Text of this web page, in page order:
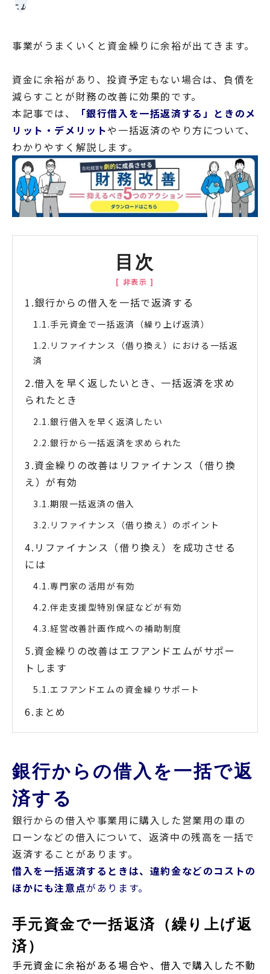
事業がうまくいくと資金繰りに余裕が出てきます。
資金に余裕があり、投資予定もない場合は、負債を
減らすことが財務の改善に効果的です。
本記事では、
「銀行借入を一括返済する」ときのメ
リット・デメリットや一括返済のやり方について、
わかりやすく解説します。
目次
銀行からの借入を一括で返済する
手元資金で一括返済（繰り上げ返済）
リファイナンス（借り換え）における一括返
済
借入を早く返したいとき、一括返済を求め
られたとき
銀行借入を早く返済したい
銀行から一括返済を求められた
資金繰りの改善はリファイナンス（借り換
え）が有効
期限一括返済の借入
リファイナンス（借り換え）のポイント
リファイナンス（借り換え）を成功させる
には
専門家の活用が有効
伴走支援型特別保証などが有効
経営改善計画作成への補助制度
資金繰りの改善はエフアンドエムがサポー
トします
エフアンドエムの資金繰りサポート
まとめ
銀行からの借入を一括で返
済する
銀行からの借入や事業用に購入した営業用の車の
ローンなどの借入について、返済中の残高を一括で
返済することがあります。
借入を一括返済するときは、違約金などのコストの
ほかにも注意点があります。
手元資金で一括返済（繰り上げ返
済）
手元資金に余裕がある場合や、借入で購入した不動